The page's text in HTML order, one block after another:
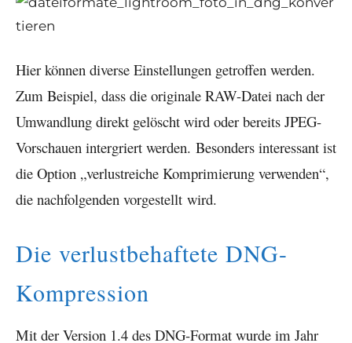
Hier können diverse Einstellungen getroffen werden.
Zum Beispiel, dass die originale RAW-Datei nach der
Umwandlung direkt gelöscht wird oder bereits JPEG-
Vorschauen intergriert werden. Besonders interessant ist
die Option „verlustreiche Komprimierung verwenden“,
die nachfolgenden vorgestellt wird.
Die verlustbehaftete DNG-
Kompression
Mit der Version 1.4 des DNG-Format wurde im Jahr